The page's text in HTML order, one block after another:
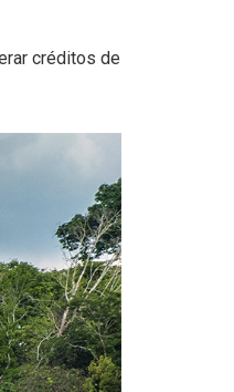
créditos de